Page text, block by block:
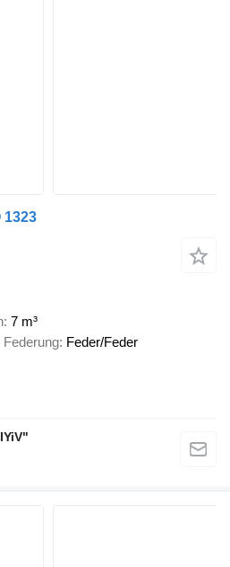
1323
7 m³
Federung Feder/Feder